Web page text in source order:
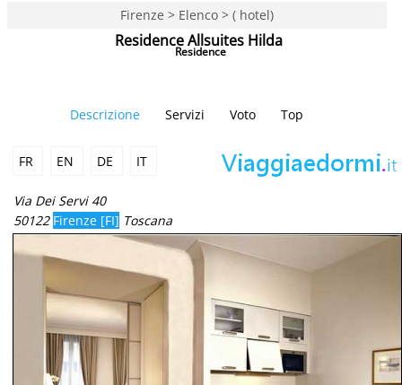
Firenze > Elenco > ( hotel)
Residence Allsuites Hilda
Residence
Descrizione Servizi Voto Top
FR EN DE IT
Via Dei Servi 40
50122 Firenze [FI] Toscana